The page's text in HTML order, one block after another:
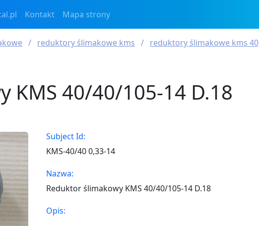
Kontakt Mapa strony
reduktory ślimakowe kms reduktory ślimakowe kms 40
KMS 40/40/105-14 D.18
Subject Id:
KMS-40/40 0,33-14
Nazwa:
Reduktor ślimakowy KMS 40/40/105-14 D.18
Opis: